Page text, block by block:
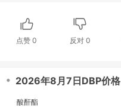
点赞0 反对 0
・ 2026年8月7日DBP价格
酸酐酯